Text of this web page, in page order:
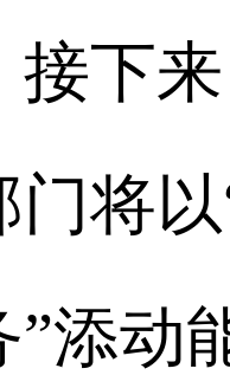
来
门将
”添动